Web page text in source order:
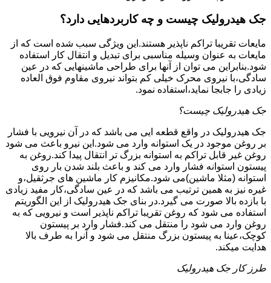
جک هیدرولیک چیست و چه کاربردهایی دارد؟
مایعات تقریبا تراکم ناپذیر هستند.این ویژگی سبب شده است که از
مایعات به عنوان وسیله مناسبی برای تبدیل و انتقال کار استفاده
شود.بنابراین می توان از آنها برای طراحی ماشینهایی که در عین
سادگی،با نیروی محرک خیلی کم بتواند نیروی مقاوم فوق العاده
زیادی را جابجا نماید،استفاده نمود.
جک هیدرولیک چیست؟
جک هیدرولیک در واقع قطعه ایی می باشد که در آن نیرویی با فشار
بر روغن موجود در یک استوانه وارد می شود.این نیرو باعث می شود
روغن غیر قابل تراکم به استوانه بزرگ تر انتقال پیدا کند.روغن به
پیستون استوانه فشار وارد می کند و باعث بلند شدن بار روی
استوانه (مثلا ماشین)می شود.مکانیزم کار ماشین های جرثقیل،و
غیره نیز به همین ترتیب می باشد که در عین سادگی،کار مفید زیادی
با بازده بالا صورت می گیرد.در بنای جک هیدرولیک از این الگوریتم
استفاده می شود که روغن تقریبا تراکم ناپذیر است و نیرویی که به
روغن وارد می شود را منتقل می کند.فشار وارد بر پیستون
کوچک،عینا به پیستون بزرگ منتقل می شود و آنرا به طرف بالا
هدایت میکند.
طرز کار جک هیدرولیک